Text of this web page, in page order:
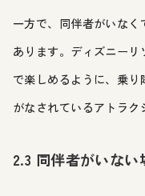
一方で、同伴者がいなく
あります。ディズニー
で楽しめるように、乗
がなされているアトラク
2.3 同伴者がいな